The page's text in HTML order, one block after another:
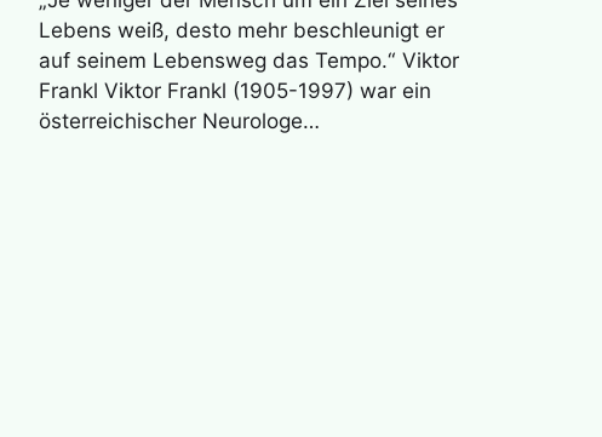
Lebens weiß, desto mehr beschleunigt er
auf seinem Lebensweg das Tempo.“ Viktor
Frankl Viktor Frankl (1905-1997) war ein
österreichischer Neurologe…